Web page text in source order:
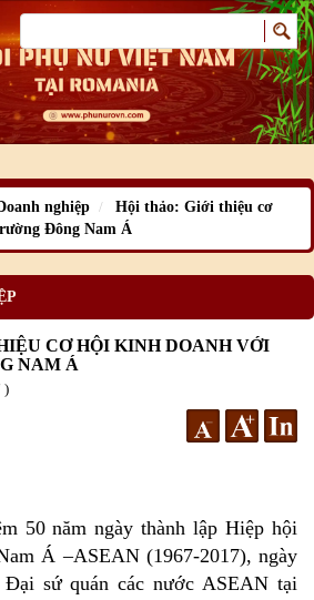
nghiệp
Hội thảo: Giới thiệu cơ
Đông Nam Á
CƠ HỘI KINH DOANH VỚI
NAM Á
50 năm ngày thành lập Hiệp hội
Á –ASEAN (1967-2017), ngày
Đại sứ quán các nước ASEAN tại